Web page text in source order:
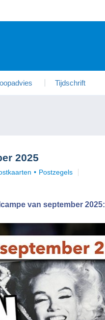
Tijdschrift
2025
Postzegels
van september 2025: